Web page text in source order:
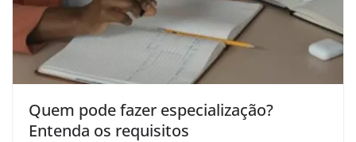
Quem pode fazer especialização?
Entenda os requisitos